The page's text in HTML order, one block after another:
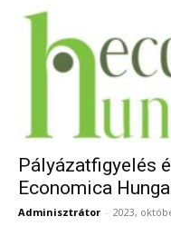
Pályázatfigyelés
Economica
Adminisztrátor - 2023,